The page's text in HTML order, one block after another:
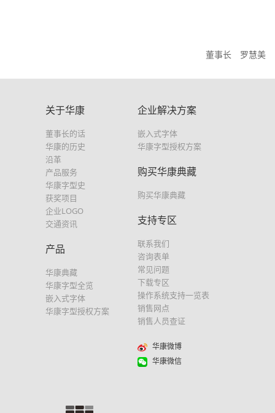
董事长 罗慧美
关于华康
董事长的话
华康的历史
沿革
产品服务
华康字型史
获奖项目
企业LOGO
交通资讯
产品
华康典藏
华康字型全览
嵌入式字体
华康字型授权方案
企业解决方案
嵌入式字体
华康字型授权方案
购买华康典藏
购买华康典藏
支持专区
联系我们
咨询表单
常见问题
下载专区
操作系统支持一览表
销售网点
销售人员查证
华康微博
华康微信